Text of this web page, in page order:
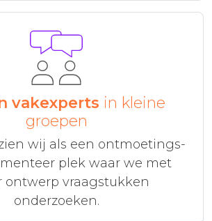
vakexperts in kleine
groepen
zien wij als een ontmoetings-
plek waar we met
ontwerp vraagstukken
onderzoeken.